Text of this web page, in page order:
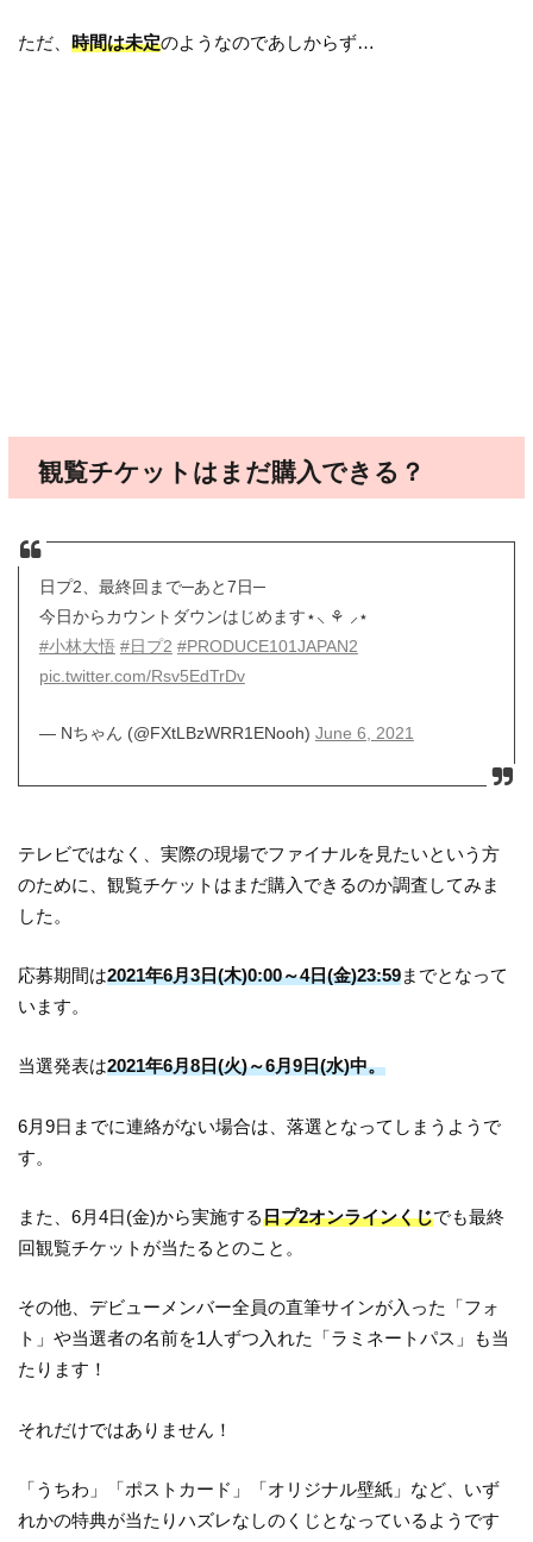
ただ、時間は未定のようなのであしからず…
観覧チケットはまだ購入できる？
日プ2、最終回まで─あと7日─
今日からカウントダウンはじめます⋆⸜ ⚘ ⸝⋆
#小林大悟 #日プ2 #PRODUCE101JAPAN2
pic.twitter.com/Rsv5EdTrDv
— Nちゃん (@FXtLBzWRR1ENooh) June 6, 2021
テレビではなく、実際の現場でファイナルを見たいという方
のために、観覧チケットはまだ購入できるのか調査してみま
した。
応募期間は2021年6月3日(木)0:00～4日(金)23:59までとなって
います。
当選発表は2021年6月8日(火)～6月9日(水)中。
6月9日までに連絡がない場合は、落選となってしまうようで
す。
また、6月4日(金)から実施する日プ2オンラインくじでも最終
回観覧チケットが当たるとのこと。
その他、デビューメンバー全員の直筆サインが入った「フォ
ト」や当選者の名前を1人ずつ入れた「ラミネートパス」も当
たります！
それだけではありません！
「うちわ」「ポストカード」「オリジナル壁紙」など、いず
れかの特典が当たりハズレなしのくじとなっているようです